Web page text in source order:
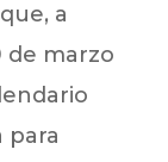
a
de marzo
para